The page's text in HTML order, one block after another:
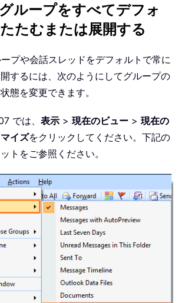
ループをすべてデフォ
たむまたは展開する
プや会話スレッドをデフォルトで常に
するには、次のようにしてグループの
態を変更できます。
では、 表示 > 現在のビュー > 現在の
イズをクリックしてください。下記の
トをご参照ください。